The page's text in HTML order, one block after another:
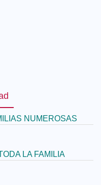
NUMEROSAS
LA FAMILIA